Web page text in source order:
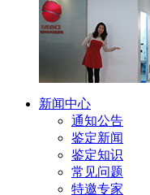
新闻中心
通知公告
鉴定新闻
鉴定知识
常见问题
特邀专家